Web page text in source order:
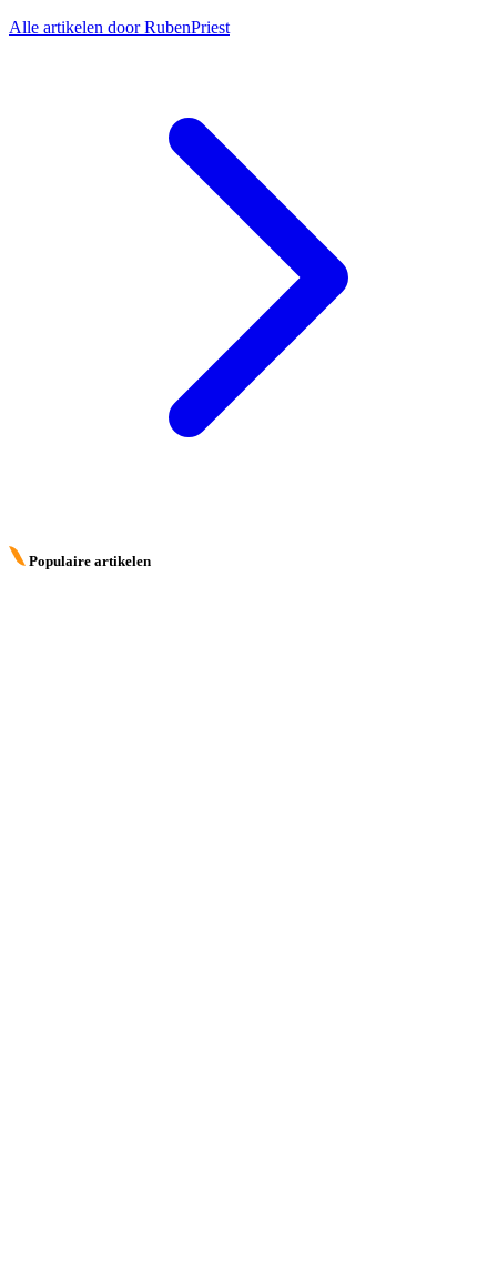
Alle artikelen door RubenPriest
Populaire artikelen